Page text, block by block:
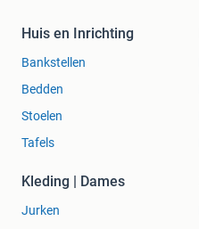
Huis en Inrichting
Bankstellen
Bedden
Stoelen
Tafels
Kleding | Dames
Jurken